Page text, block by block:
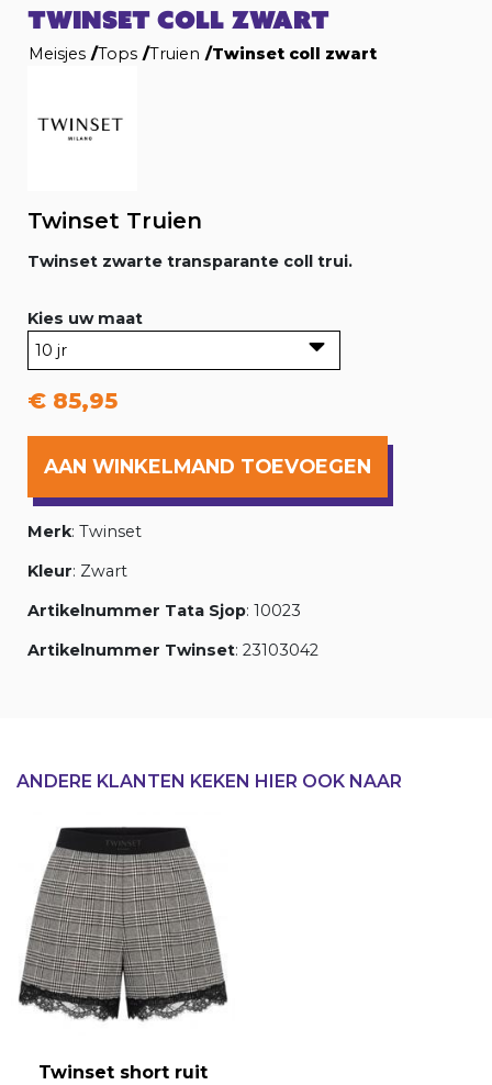
TWINSET COLL ZWART
Meisjes /Tops /Truien /Twinset coll zwart
Twinset Truien
Twinset zwarte transparante coll trui.
Kies uw maat
€ 85,95
AAN WINKELMAND TOEVOEGEN
Merk: Twinset
Kleur: Zwart
Artikelnummer Tata Sjop: 10023
Artikelnummer Twinset: 23103042
ANDERE KLANTEN KEKEN HIER OOK NAAR
Twinset short ruit